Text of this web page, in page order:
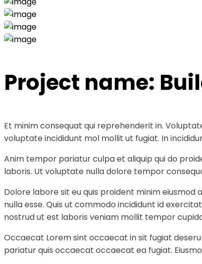
Project name:
Et minim consequat qui reprehenderit in.
voluptate incididunt mol mollit ut fugiat. In
Anim tempor pariatur culpa et aliquip qui do
laboris. Ut voluptate nulla dolore tempor
Dolore labore sit eu quis proident minim
nulla esse. Quis ut commodo incididunt id
nostrud ut est laboris veniam mollit tempor
Occaecat Lorem sint occaecat in sit fugiat
pariatur quis occaecat occaecat ea fugiat.